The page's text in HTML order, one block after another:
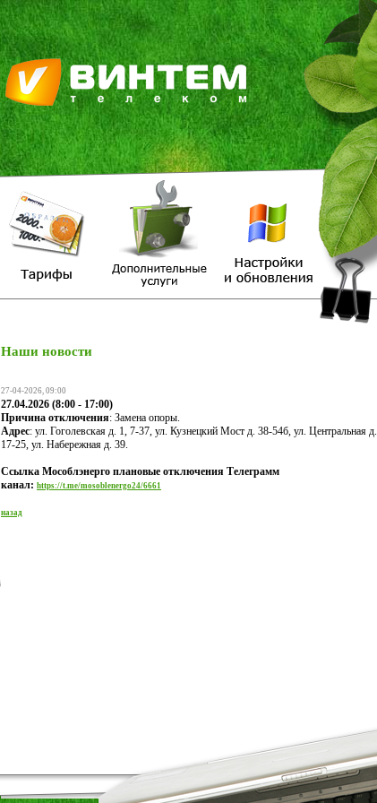
Наши новости
27-04-2026, 09:00
27.04.2026 (8:00 - 17:00)
Причина отключения: Замена опоры.
Адрес: ул. Гоголевская д. 1, 7-37, ул. Кузнецкий Мост д. 38-54б, ул. Центральная д.
17-25, ул. Набережная д. 39.
Ссылка Мособлэнерго плановые отключения Телеграмм
канал: https://t.me/mosoblenergo24/6661
назад